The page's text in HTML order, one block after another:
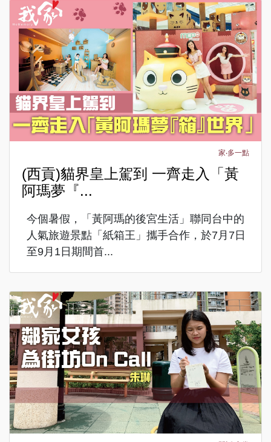
家‧多一點
(西貢)貓界皇上駕到 一齊走入「黃
阿瑪夢『...
今個暑假，「黃阿瑪的後宮生活」聯同台中的
人氣旅遊景點「紙箱王」攜手合作，於7月7日
至9月1日期間首...